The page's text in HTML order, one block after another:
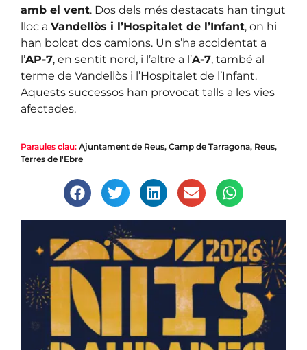
amb el vent. Dos dels més destacats han tingut
lloc a Vandellòs i l’Hospitalet de l’Infant, on hi
han bolcat dos camions. Un s’ha accidentat a
l’AP-7, en sentit nord, i l’altre a l’A-7, també al
terme de Vandellòs i l’Hospitalet de l’Infant.
Aquests successos han provocat talls a les vies
afectades.
Paraules clau: Ajuntament de Reus, Camp de Tarragona, Reus,
Terres de l'Ebre